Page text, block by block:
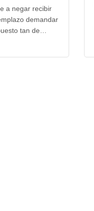
a negar recibir
demandar
tan de…